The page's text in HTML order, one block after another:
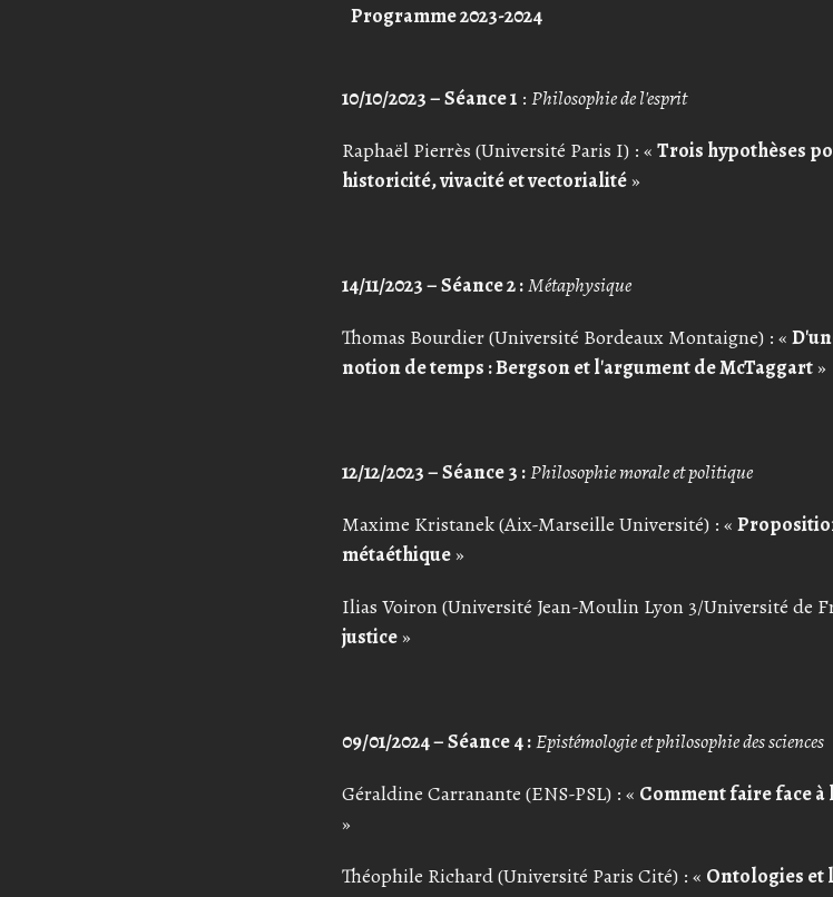
Programme 2023-2024
10/10/2023 – Séance 1 : Philosophie de l'esprit
Raphaël Pierrès (Université Paris I) : « Trois hypothèses
historicité, vivacité et vectorialité »
14/11/2023 – Séance 2 :Métaphysique
Thomas Bourdier (Université Bordeaux Montaigne) : «
notion de temps : Bergson et l'argument de McTaggart »
12/12/2023 – Séance 3 :Philosophie morale et politique
Maxime Kristanek (Aix-Marseille Université) : «
métaéthique »
Ilias Voiron (Université Jean-Moulin Lyon 3/Université de
justice »
09/01/2024 – Séance 4 :Epistémologie et philosophie des sciences
Géraldine Carranante (ENS-PSL) : « Comment faire face à
»
Théophile Richard (Université Paris Cité) : « Ontologies et